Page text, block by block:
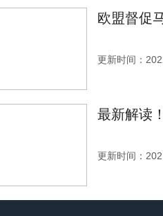
欧盟督促
更新时间：
最新解读
更新时间：